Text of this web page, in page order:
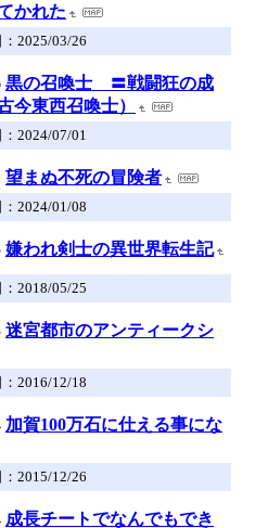
かれた
2025/03/26
黒の召喚士 〓戦闘狂の成
今東西召喚士）
2024/07/01
望まぬ不死の冒険者
2024/01/08
嫌われ剣士の異世界転生記
2018/05/25
迷宮都市のアンティークシ
2016/12/18
加賀100万石に仕える事にな
2015/12/26
成長チートでなんでもでき